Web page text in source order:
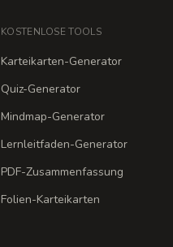
KOSTENLOSE TOOLS
Karteikarten-Generator
Quiz-Generator
Mindmap-Generator
Lernleitfaden-Generator
PDF-Zusammenfassung
Folien-Karteikarten